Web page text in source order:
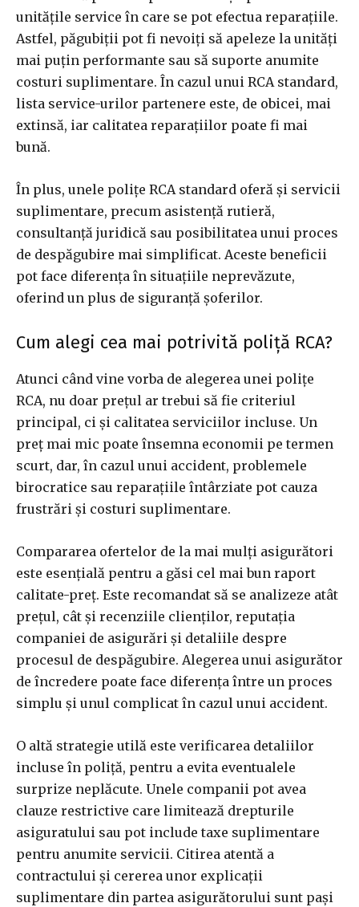
unitățile service în care se pot efectua reparațiile.
Astfel, păgubiții pot fi nevoiți să apeleze la unități
mai puțin performante sau să suporte anumite
costuri suplimentare. În cazul unui RCA standard,
lista service-urilor partenere este, de obicei, mai
extinsă, iar calitatea reparațiilor poate fi mai
bună.
În plus, unele polițe RCA standard oferă și servicii
suplimentare, precum asistență rutieră,
consultanță juridică sau posibilitatea unui proces
de despăgubire mai simplificat. Aceste beneficii
pot face diferența în situațiile neprevăzute,
oferind un plus de siguranță șoferilor.
Cum alegi cea mai potrivită poliță RCA?
Atunci când vine vorba de alegerea unei polițe
RCA, nu doar prețul ar trebui să fie criteriul
principal, ci și calitatea serviciilor incluse. Un
preț mai mic poate însemna economii pe termen
scurt, dar, în cazul unui accident, problemele
birocratice sau reparațiile întârziate pot cauza
frustrări și costuri suplimentare.
Compararea ofertelor de la mai mulți asigurători
este esențială pentru a găsi cel mai bun raport
calitate-preț. Este recomandat să se analizeze atât
prețul, cât și recenziile clienților, reputația
companiei de asigurări și detaliile despre
procesul de despăgubire. Alegerea unui asigurător
de încredere poate face diferența între un proces
simplu și unul complicat în cazul unui accident.
O altă strategie utilă este verificarea detaliilor
incluse în poliță, pentru a evita eventualele
surprize neplăcute. Unele companii pot avea
clauze restrictive care limitează drepturile
asiguratului sau pot include taxe suplimentare
pentru anumite servicii. Citirea atentă a
contractului și cererea unor explicații
suplimentare din partea asigurătorului sunt pași